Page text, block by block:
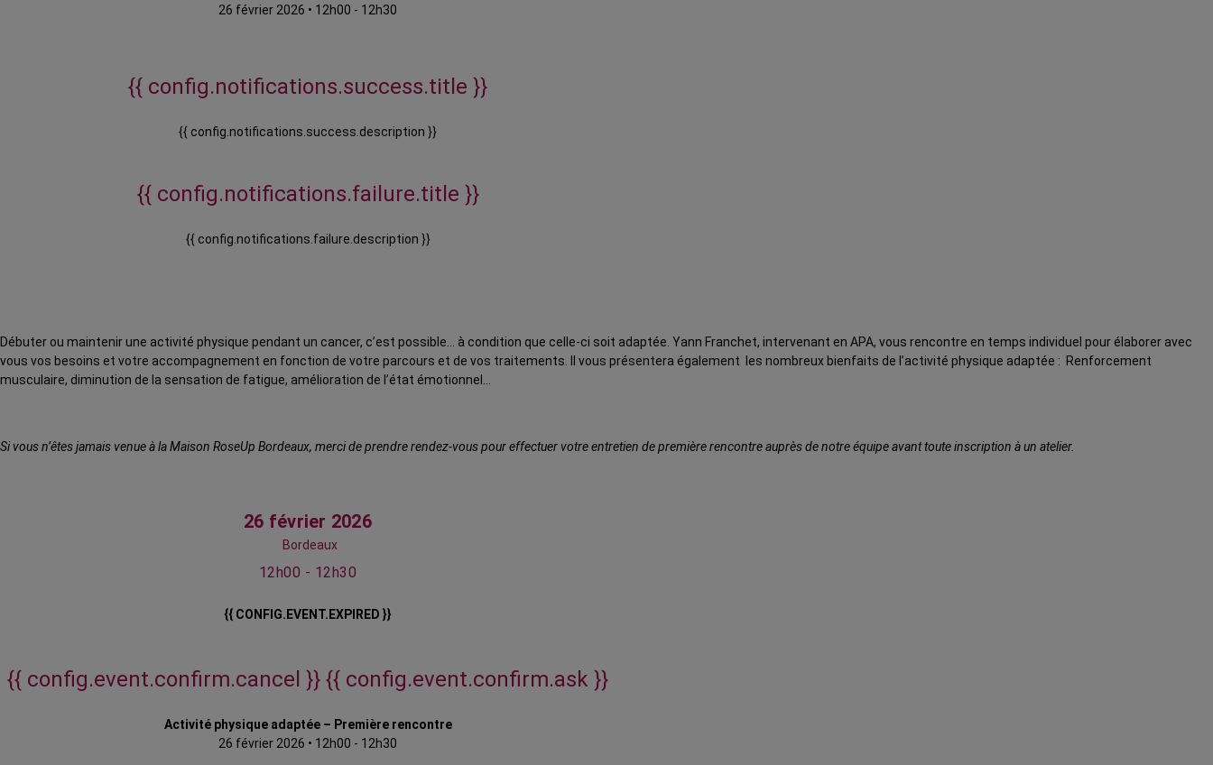
26 février 2026 • 12h00 - 12h30
{{ config.notifications.success.title }}
{{ config.notifications.success.description }}
{{ config.notifications.failure.title }}
{{ config.notifications.failure.description }}
Débuter ou maintenir une activité physique pendant un cancer, c’est possible… à condition que celle-ci soit adaptée. Yann Franchet, intervenant en APA, vous rencontre en temps individuel pour élaborer avec
vous vos besoins et votre accompagnement en fonction de votre parcours et de vos traitements. Il vous présentera également les nombreux bienfaits de l’activité physique adaptée : Renforcement
musculaire, diminution de la sensation de fatigue, amélioration de l’état émotionnel…
Si vous n’êtes jamais venue à la Maison RoseUp Bordeaux, merci de prendre rendez-vous pour effectuer votre entretien de première rencontre auprès de notre équipe avant toute inscription à un atelier.
26 février 2026
Bordeaux
12h00 - 12h30
{{ CONFIG.EVENT.EXPIRED }}
{{ config.event.confirm.cancel }} {{ config.event.confirm.ask }}
Activité physique adaptée – Première rencontre
26 février 2026 • 12h00 - 12h30